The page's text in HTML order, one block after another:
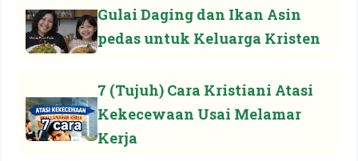
Gulai Daging dan Ikan Asin
pedas untuk Keluarga Kristen
7 (Tujuh) Cara Kristiani Atasi
Kekecewaan Usai Melamar
Kerja